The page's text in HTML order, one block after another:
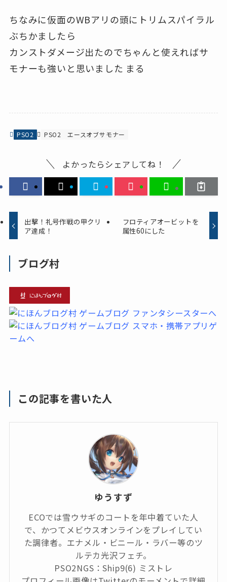
ちなみに仮面のWBアリの頭にトリムスパイラル
ぶちかましたら
カンストダメージ出たのでちゃんと使えればサ
モナーも強いと思いました まる
PSO2 PSO2 エースオブサモナー
よかったらシェアしてね！
出撃！礼号作戦の甲クリ
ア達成！
フロティアオービットを
属性60にした
ブログ村
この記事を書いた人
ゆうすず
ECOでは雪ウサギのコートを年中着ていた人
で、かつてメビウスオンラインをプレイしてい
た調律者。エナメル・ビニール・ラバー等のツ
ルテカ光沢フェチ。
PSO2NGS：Ship9(6) ミストレ